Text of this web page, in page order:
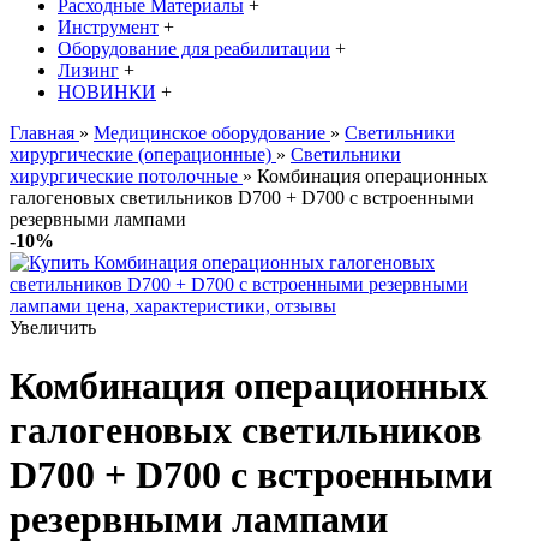
Расходные Материалы +
Инструмент +
Оборудование для реабилитации +
Лизинг +
НОВИНКИ +
Главная » Медицинское оборудование » Светильники
хирургические (операционные) » Светильники
хирургические потолочные » Комбинация операционных
галогеновых светильников D700 + D700 с встроенными
резервными лампами
-10%
Увеличить
Комбинация операционных
галогеновых светильников
D700 + D700 с встроенными
резервными лампами